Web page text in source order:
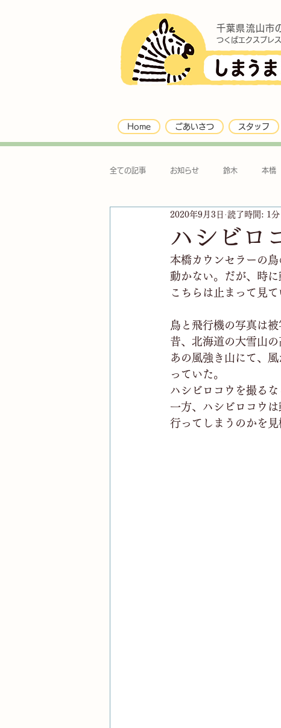
千葉県流山市
つくばエクスプレ
Home ごあいさつ スタッフ
全ての記事 お知らせ 鈴木 本橋
ハシビロ
2020年9月3日 読了時間: 1分
本橋カウンセラーの
動かない。だが、時に
こちらは止まって見て
鳥と飛行機の写真は
昔、北海道の大雪山
あの風強き山にて、
っていた。
ハシビロコウを撮るな
一方、ハシビロコウ
行ってしまうのかを見